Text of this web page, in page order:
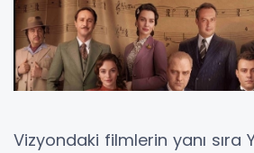
Vizyondaki filmlerin yanı sıra